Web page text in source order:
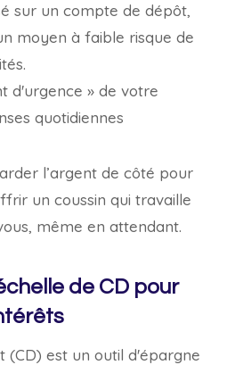
sur un compte de dépôt,
moyen à faible risque de
d'urgence » de votre
quotidiennes
l’argent de côté pour
un coussin qui travaille
même en attendant.
de CD pour
(CD) est un outil d'épargne